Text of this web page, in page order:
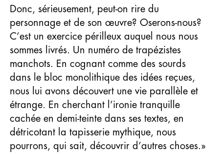
Donc, sérieusement, peut-on rire du
personnage et de son œuvre? Oserons-nous?
C’est un exercice périlleux auquel nous nous
sommes livrés. Un numéro de trapézistes
manchots. En cognant comme des sourds
dans le bloc monolithique des idées reçues,
nous lui avons découvert une vie parallèle et
étrange. En cherchant l’ironie tranquille
cachée en demi-teinte dans ses textes, en
détricotant la tapisserie mythique, nous
pourrons, qui sait, découvrir d’autres choses.»